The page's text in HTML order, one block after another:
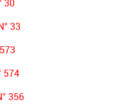
30
33
574
356